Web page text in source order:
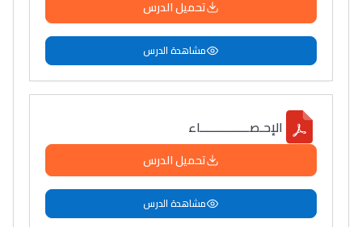
سامورا
بطلة المغرب فالقفز
الطولي، ملاك البردع
كتحكي على تجربتها
فالرّياضة و الدّراسة
تحميل الدرس
مشاهدة الدرس
الإحـصـــــــــــــــاء
تحميل الدرس
مشاهدة الدرس